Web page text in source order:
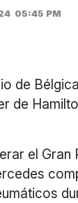
05:45 PM
de
de
el